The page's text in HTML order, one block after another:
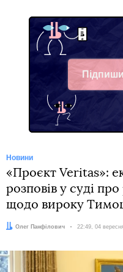
Telegram
Новини
«Проєкт Veritas»:
розповів у суді
щодо вироку
Автор:
Олег Панфілович Дата:
22:49, 04